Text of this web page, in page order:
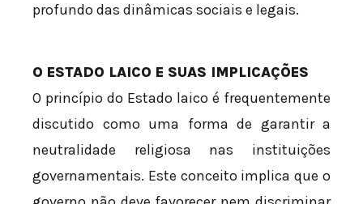
profundo das dinâmicas sociais e legais.
O ESTADO LAICO E SUAS IMPLICAÇÕES
O princípio do Estado laico é frequentemente
discutido como uma forma de garantir a
neutralidade religiosa nas instituições
governamentais. Este conceito implica que o